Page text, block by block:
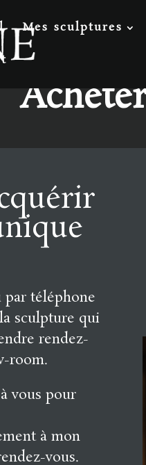
Mes sculptures
téléphone
sculpture qui
rendez-
room.
vous pour
à mon
vous.